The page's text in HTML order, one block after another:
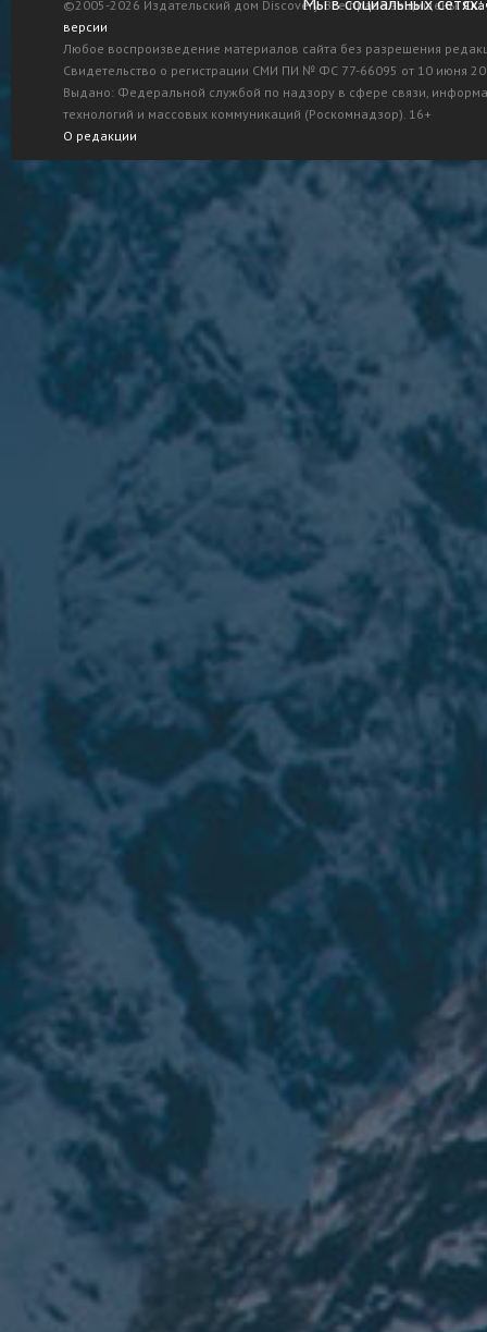
©2005-2026 Издательский дом Discovery. Все права защищены.
версии
Любое воспроизведение материалов сайта без разрешения
Свидетельство о регистрации СМИ ПИ № ФС 77-66095 от 10 июня
Выдано: Федеральной службой по надзору в сфере связи,
технологий и массовых коммуникаций (Роскомнадзор). 16+
О редакции